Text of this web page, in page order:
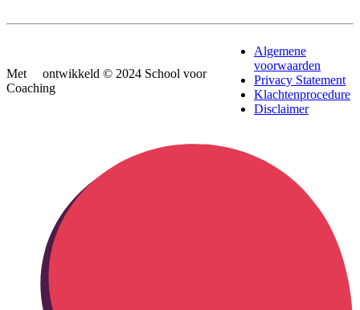
Met
ontwikkeld © 2024 School voor
Coaching
Algemene
voorwaarden
Privacy Statement
Klachtenprocedure
Disclaimer